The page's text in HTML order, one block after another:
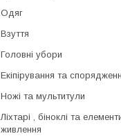
Одяг
Взуття
Головні убори
Екіпірування та
Ножі та мультитули
Ліхтарі , біноклі та
живлення